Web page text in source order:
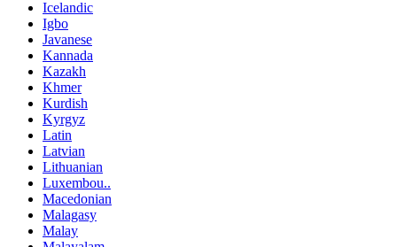
Icelandic
Igbo
Javanese
Kannada
Kazakh
Khmer
Kurdish
Kyrgyz
Latin
Latvian
Lithuanian
Luxembou..
Macedonian
Malagasy
Malay